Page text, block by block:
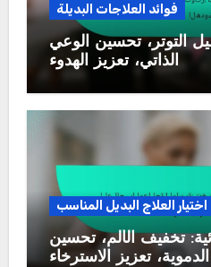
فوائد العلاجات البديلة
التوتر، تحسين الوعي
الذاتي، تعزيز الهدوء
العلاج البديل المناسب
تخفيف الألم، تحسين
تعزيز الاسترخاء